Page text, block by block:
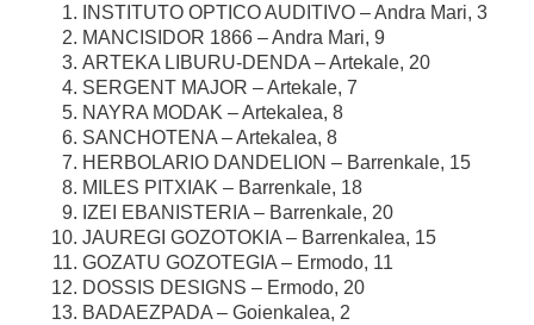
INSTITUTO OPTICO AUDITIVO – Andra Mari, 3
MANCISIDOR 1866 – Andra Mari, 9
ARTEKA LIBURU-DENDA – Artekale, 20
SERGENT MAJOR – Artekale, 7
NAYRA MODAK – Artekalea, 8
SANCHOTENA – Artekalea, 8
HERBOLARIO DANDELION – Barrenkale, 15
MILES PITXIAK – Barrenkale, 18
IZEI EBANISTERIA – Barrenkale, 20
JAUREGI GOZOTOKIA – Barrenkalea, 15
GOZATU GOZOTEGIA – Ermodo, 11
DOSSIS DESIGNS – Ermodo, 20
BADAEZPADA – Goienkalea, 2